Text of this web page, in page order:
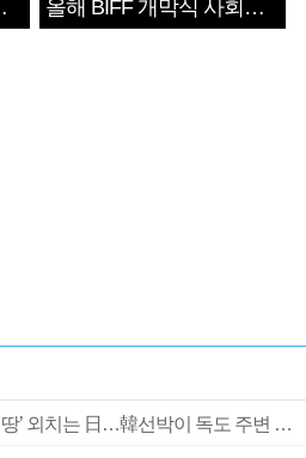
올해 BIFF 개막식 사회자
확정
[속보] 여전히 ‘독도는 우리땅’ 외치는 日…韓선박이 독도 주변 해양조사 활동하자 반발